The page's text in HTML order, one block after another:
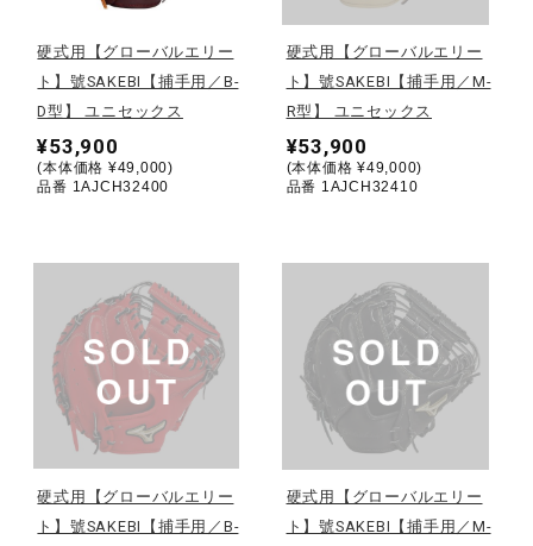
陸上競技
卓球
柔道
ウィンタースポーツ
硬式用【グローバルエリー
ト】號SAKEBI【捕手用／B-
D型】 ユニセックス
¥53,900
(本体価格 ¥49,000)
品番 1AJCH32400
硬式用【グローバルエリー
ト】號SAKEBI【捕手用／M-
R型】 ユニセックス
¥53,900
(本体価格 ¥49,000)
品番 1AJCH32410
硬式用【グローバルエリー
ト】號SAKEBI【捕手用／B-
硬式用【グローバルエリー
ト】號SAKEBI【捕手用／M-